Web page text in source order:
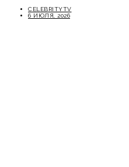
CELEBRITYTV
6 ИЮЛЯ, 2026